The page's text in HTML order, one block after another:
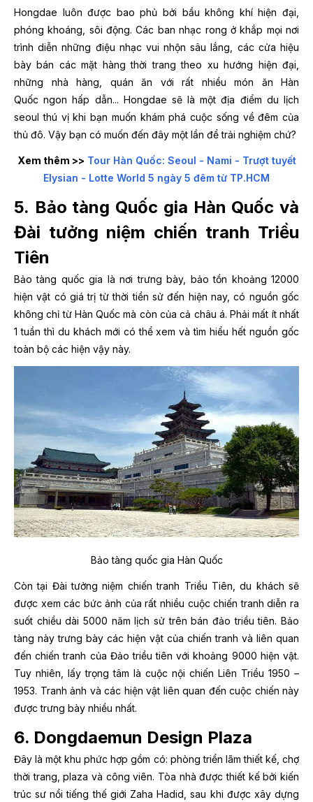
Hongdae luôn được bao phủ bởi bầu không khí hiện đại,
phóng khoáng, sôi động. Các ban nhạc rong ở khắp mọi nơi
trình diễn những điệu nhạc vui nhộn sâu lắng, các cửa hiệu
bày bán các mặt hàng thời trang theo xu hướng hiện đại,
những nhà hàng, quán ăn với rất nhiều món ăn Hàn
Quốc ngon hấp dẫn... Hongdae sẽ là mộtđịa điểm du lịch
seoul thú vị khi bạn muốn khám phá cuộc sống về đêm của
thủ đô. Vậy bạn có muốn đến đây một lần để trải nghiệm chứ?
Xem thêm >> Tour Hàn Quốc: Seoul - Nami - Trượt tuyết
Elysian - Lotte World 5 ngày 5 đêm từ TP.HCM
5. Bảo tàng Quốc gia Hàn Quốc và
Đài tưởng niệm chiến tranh Triều
Tiên
Bảo tàng quốc gia là nơi trưng bày, bảo tồn khoảng 12000
hiện vật có giá trị từ thời tiền sử đến hiện nay, có nguồn gốc
không chỉ từ Hàn Quốc mà còn của cả châu á. Phải mất ít nhất
1 tuần thì du khách mới có thể xem và tìm hiểu hết nguồn gốc
toàn bộ các hiện vậy này.
Bảo tàng quốc gia Hàn Quốc
Còn tại Đài tưởng niệm chiến tranh Triều Tiên, du khách sẽ
được xem các bức ảnh của rất nhiều cuộc chiến tranh diễn ra
suốt chiều dài 5000 năm lịch sử trên bán đảo triều tiên. Bảo
tàng này trưng bày các hiện vật của chiến tranh và liên quan
đến chiến tranh của Đảo triều tiên với khoảng 9000 hiện vật.
Tuy nhiên, lấy trọng tâm là cuộc nội chiến Liên Triều 1950 –
1953. Tranh ảnh và các hiện vật liên quan đến cuộc chiến này
được trưng bày nhiều nhất.
6. Dongdaemun Design Plaza
Đây là một khu phức hợp gồm có: phòng triển lãm thiết kế, chợ
thời trang, plaza và công viên. Tòa nhà được thiết kế bởi kiến
trúc sư nổi tiếng thế giới Zaha Hadid, sau khi được xây dựng